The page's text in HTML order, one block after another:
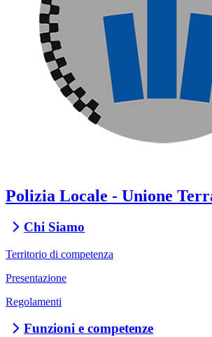
Polizia Locale - Unione
Chi Siamo
Territorio di competenza
Presentazione
Regolamenti
Funzioni e competenze